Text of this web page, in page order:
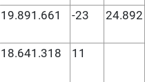
19.891.661 -23 24.892
18.641.318 11